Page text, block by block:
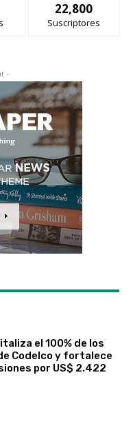
22,800
Suscriptores
-
el 100% de los
Codelco y fortalece
por US$ 2.422